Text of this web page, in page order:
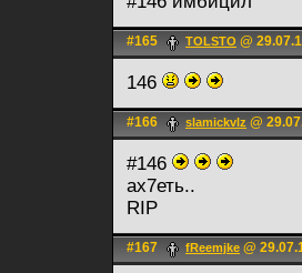
#165 TOLSTO @
146
#166 slamickvlz @
#146
ах7еть..
RIP
#167 fReemjke @